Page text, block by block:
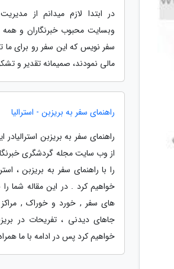
در ابتدا لازم میدانم از
وبسایت محبوب خبرنگاران و
سفر نویس که این سفر رو برای ما
مالی نمودند، صمیمانه تقدیر و
راهنمای سفر به بریزبن - استرالیا
راهنمای سفر به بریزبن استرالیادر
از وب سایت مجله گردشگری
را با راهنمای سفر به بریزبن ،
خواهیم کرد . در این مقاله شما را
های سفر , خورد و خوراک ,
جاهای دیدنی ، تفریحات در
خواهیم کرد پس در ادامه با ما